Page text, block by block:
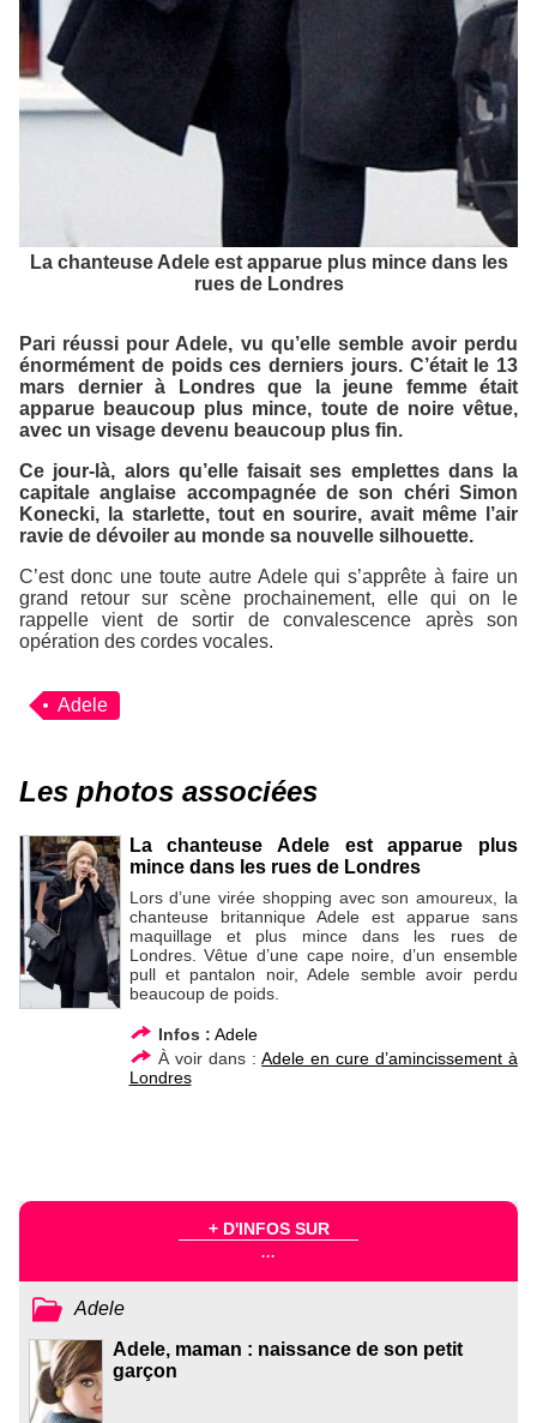
La chanteuse Adele est apparue plus mince dans les
rues de Londres
Pari réussi pour Adele, vu qu’elle semble avoir perdu
énormément de poids ces derniers jours. C’était le 13
mars dernier à Londres que la jeune femme était
apparue beaucoup plus mince, toute de noire vêtue,
avec un visage devenu beaucoup plus fin.
Ce jour-là, alors qu’elle faisait ses emplettes dans la
capitale anglaise accompagnée de son chéri Simon
Konecki, la starlette, tout en sourire, avait même l’air
ravie de dévoiler au monde sa nouvelle silhouette.
C’est donc une toute autre Adele qui s’apprête à faire un
grand retour sur scène prochainement, elle qui on le
rappelle vient de sortir de convalescence après son
opération des cordes vocales.
Adele
Les photos associées
La chanteuse Adele est apparue plus
mince dans les rues de Londres
Lors d’une virée shopping avec son amoureux, la
chanteuse britannique Adele est apparue sans
maquillage et plus mince dans les rues de
Londres. Vêtue d’une cape noire, d’un ensemble
pull et pantalon noir, Adele semble avoir perdu
beaucoup de poids.
Infos : Adele
À voir dans :Adele en cure d’amincissement à
Londres
+ D'INFOS SUR
...
Adele
Adele, maman : naissance de son petit
garçon